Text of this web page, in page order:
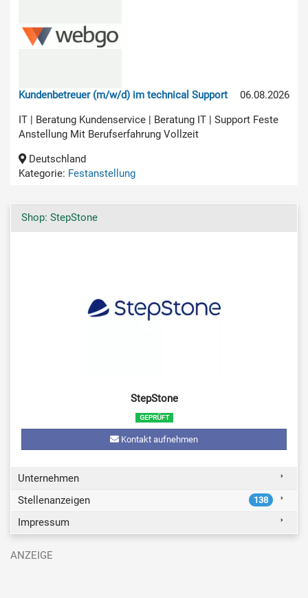
06.08.2026
Kundenbetreuer (m/w/d) im technical Support
IT | Beratung Kundenservice | Beratung IT | Support Feste
Anstellung Mit Berufserfahrung Vollzeit
Deutschland
Kategorie: Festanstellung
Shop: StepStone
StepStone
Kontakt aufnehmen
Unternehmen
Stellenanzeigen
138
Impressum